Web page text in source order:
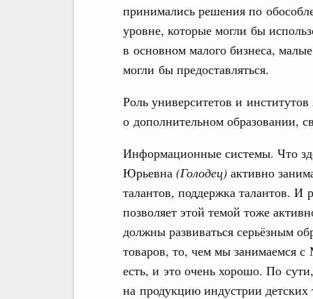
принимались решения по
уровне, которые могли бы
в основном малого бизнеса,
могли бы предоставляться.
Роль университетов и
о дополнительном образовании,
Информационные системы. Что
Юрьевна (Голодец) активно
талантов, поддержка талантов. И
позволяет этой темой тоже
должны развиваться серьёзным
товаров, то, чем мы занимаемся
есть, и это очень хорошо. По
на продукцию индустрии детских